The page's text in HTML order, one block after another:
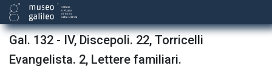
Gal. 132 - IV, Discepoli. 22, Torricelli
Evangelista. 2, Lettere familiari.
Serenai Lodovico a Torricelli Francesco, 14 ottobre 1647.
Serenai Lodovico a Torricelli Francesco, 25 ottobre 1647.